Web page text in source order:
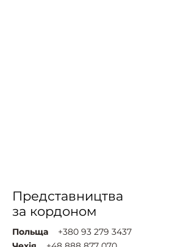
Представництва
за кордоном
Польща +380 93 279 3437